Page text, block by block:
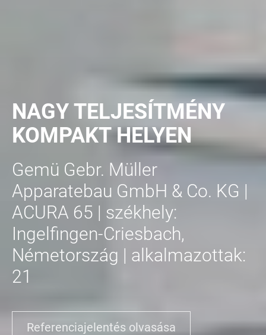
NAGY TELJESÍTMÉNY
KOMPAKT HELYEN
Gemü Gebr. Müller
Apparatebau GmbH & Co. KG |
ACURA 65 | székhely:
Ingelfingen-Criesbach,
Németország | alkalmazottak:
21
Referenciajelentés olvasása